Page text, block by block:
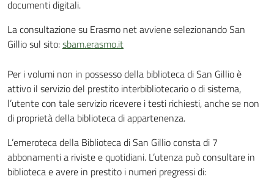
documenti digitali.
La consultazione su Erasmo net avviene selezionando San
Gillio sul sito:sbam.erasmo.it
Per i volumi non in possesso della biblioteca di San Gillio è
attivo il servizio del prestito interbibliotecario o di sistema,
l’utente con tale servizio ricevere i testi richiesti, anche se non
di proprietà della biblioteca di appartenenza.
L’emeroteca della Biblioteca di San Gillio consta di 7
abbonamenti a riviste e quotidiani. L’utenza può consultare in
biblioteca e avere in prestito i numeri pregressi di: